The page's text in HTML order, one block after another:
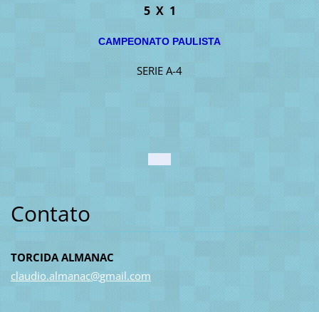
5 X 1
CAMPEONATO PAULISTA
SERIE A-4
Contato
TORCIDA ALMANAC
claudio.almanac@gmail.com